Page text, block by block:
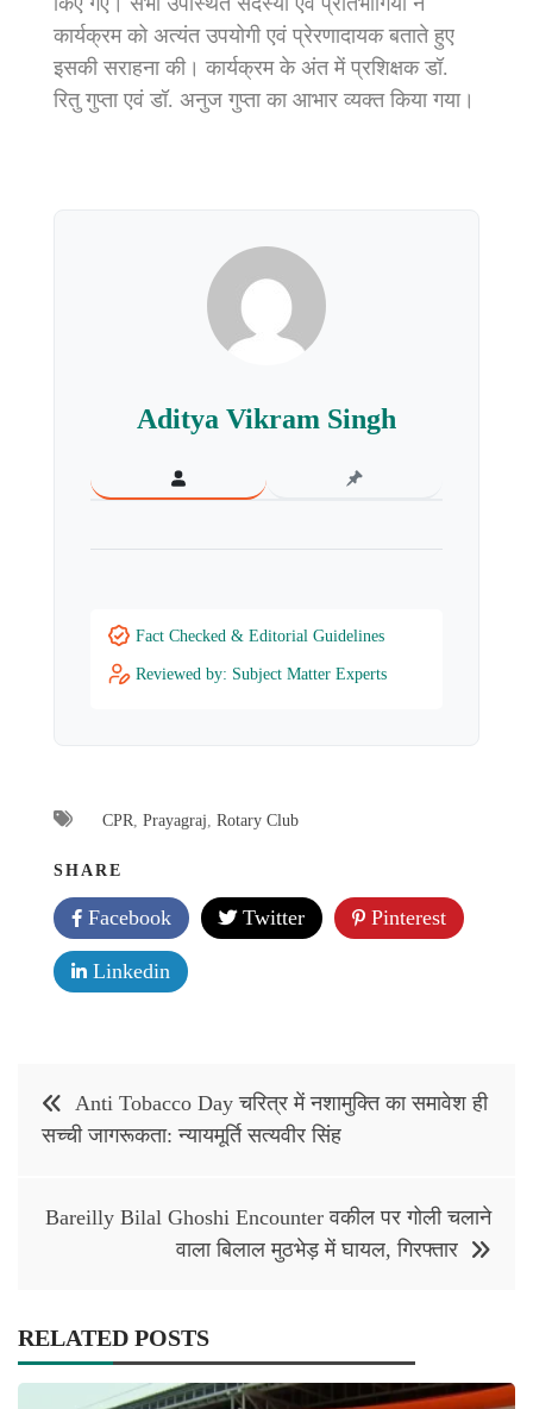
कार्यक्रम को अत्यंत उपयोगी एवं प्रेरणादायक बताते हुए
इसकी सराहना की। कार्यक्रम के अंत में प्रशिक्षक डॉ.
रितु गुप्ता एवं डॉ. अनुज गुप्ता का आभार व्यक्त किया गया।
Aditya Vikram Singh
Fact Checked & Editorial Guidelines
Reviewed by: Subject Matter Experts
CPR Prayagraj Rotary Club
SHARE
Facebook Twitter Pinterest
Linkedin
navigation
Anti Tobacco Day चरित्र में नशामुक्ति का समावेश ही
सच्ची जागरूकता: न्यायमूर्ति सत्यवीर सिंह
Bareilly Bilal Ghoshi Encounter वकील पर गोली चलाने
वाला बिलाल मुठभेड़ में घायल, गिरफ्तार
RELATED POSTS